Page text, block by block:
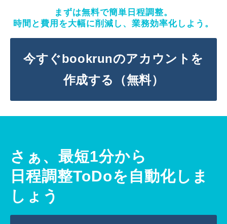
まずは無料で簡単日程調整。
時間と費用を大幅に削減し、業務効率化しよう。
今すぐbookrunのアカウントを
作成する（無料）
さぁ、最短1分から
日程調整ToDoを自動化しま
しょう